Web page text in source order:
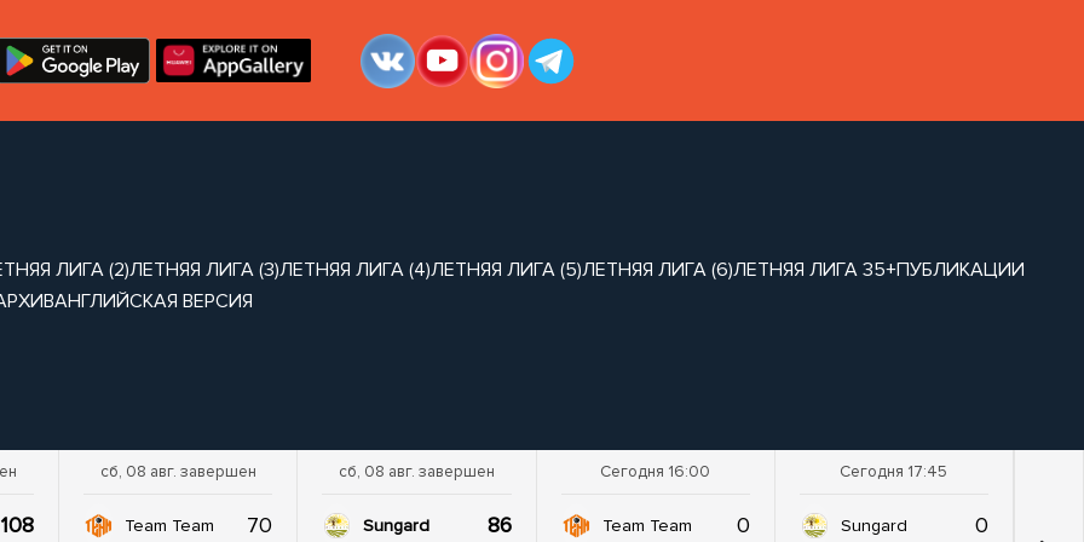
ЛИГА (2)ЛЕТНЯЯ ЛИГА (3)ЛЕТНЯЯ ЛИГА (4)ЛЕТНЯЯ ЛИГА (5)ЛЕТНЯЯ ЛИГА (6)ЛЕТНЯЯ ЛИГА 35+ПУБЛИКАЦИИ
АНГЛИЙСКАЯ ВЕРСИЯ
108
сб, 08 авг. завершен
Team Team 70
сб, 08 авг. завершен
Sungard 86
Сегодня 16:00
Team Team 0
Сегодня 17:45
Sungard 0